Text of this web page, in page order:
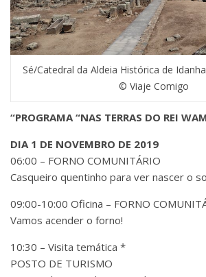
Sé/Catedral da Aldeia Histórica de
© Viaje Comigo
“PROGRAMA “NAS TERRAS DO REI
DIA 1 DE NOVEMBRO DE 2019
06:00 – FORNO COMUNITÁRIO
Casqueiro quentinho para ver nascer o
09:00-10:00 Oficina – FORNO
Vamos acender o forno!
10:30 – Visita temática *
POSTO DE TURISMO